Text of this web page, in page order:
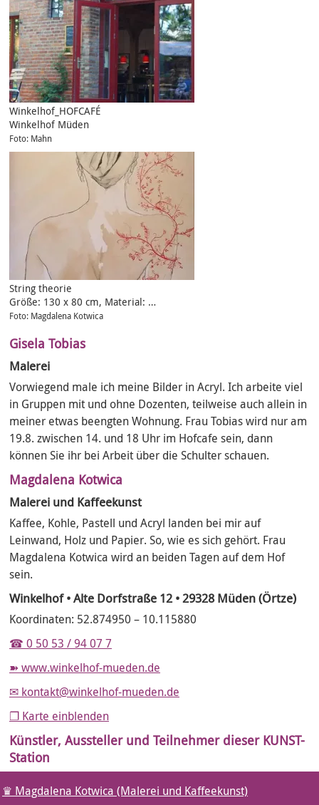
Winkelhof_HOFCAFÉ
Winkelhof Müden
Foto: Mahn
String theorie
Größe: 130 x 80 cm, Material: …
Foto: Magdalena Kotwica
Gisela Tobias
Malerei
Vorwiegend male ich meine Bilder in Acryl. Ich arbeite viel
in Gruppen mit und ohne Dozenten, teilweise auch allein in
meiner etwas beengten Wohnung. Frau Tobias wird nur am
19.8. zwischen 14. und 18 Uhr im Hofcafe sein, dann
können Sie ihr bei Arbeit über die Schulter schauen.
Magdalena Kotwica
Malerei und Kaffeekunst
Kaffee, Kohle, Pastell und Acryl landen bei mir auf
Leinwand, Holz und Papier. So, wie es sich gehört. Frau
Magdalena Kotwica wird an beiden Tagen auf dem Hof
sein.
Winkelhof • Alte Dorfstraße 12 • 29328 Müden (Örtze)
Koordinaten: 52.874950 – 10.115880
☎ 0 50 53 / 94 07 7
www.winkelhof-mueden.de
kontakt@winkelhof-mueden.de
❐ Karte einblenden
Künstler, Aussteller und Teilnehmer dieser KUNST-
Station
Magdalena Kotwica (Malerei und Kaffeekunst)